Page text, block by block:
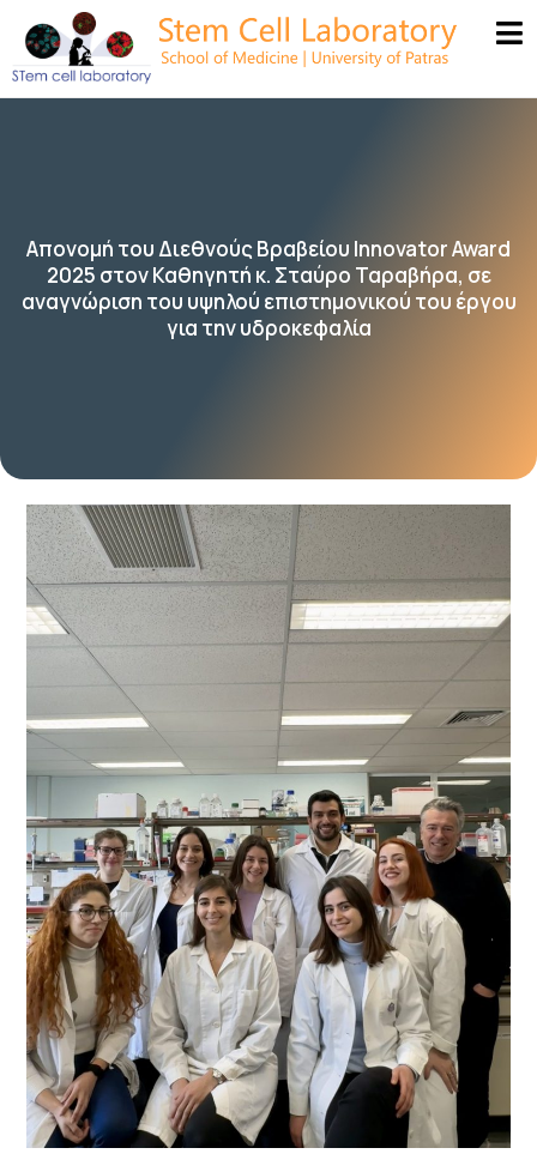
Απονομή του Διεθνούς Βραβείου Innovator Award
2025 στον Καθηγητή κ. Σταύρο Ταραβήρα, σε
αναγνώριση του υψηλού επιστημονικού του έργου
για την υδροκεφαλία